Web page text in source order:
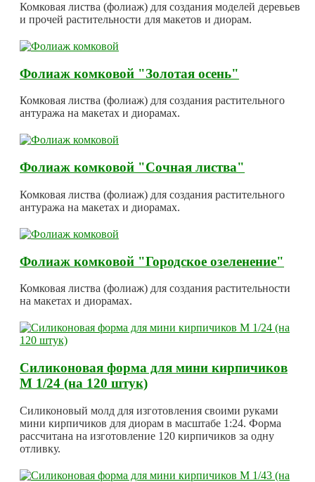
Комковая листва (фолиаж) для создания моделей деревьев
и прочей растительности для макетов и диорам.
Фолиаж комковой "Золотая осень"
Комковая листва (фолиаж) для создания растительного
антуража на макетах и диорамах.
Фолиаж комковой "Сочная листва"
Комковая листва (фолиаж) для создания растительного
антуража на макетах и диорамах.
Фолиаж комковой "Городское озеленение"
Комковая листва (фолиаж) для создания растительности
на макетах и диорамах.
Силиконовая форма для мини кирпичиков
М 1/24 (на 120 штук)
Силиконовый молд для изготовления своими руками
мини кирпичиков для диорам в масштабе 1:24. Форма
рассчитана на изготовление 120 кирпичиков за одну
отливку.